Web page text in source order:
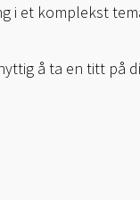
i et komplekst
å ta en titt på